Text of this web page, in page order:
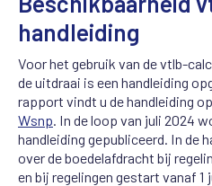
handleiding
Voor het gebruik van de vtlb-
de uitdraai is een handleiding
rapport vindt u de handleiding
Wsnp . In de loop van juli 2024
handleiding gepubliceerd. In de
over de boedelafdracht bij
en bij regelingen gestart vanaf 1